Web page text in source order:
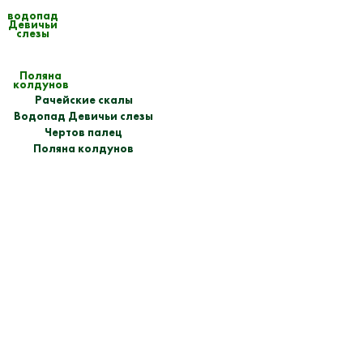
водопад
Девичьи
слезы
Поляна
колдунов
Рачейские скалы
Водопад Девичьи слезы
Чертов палец
Поляна колдунов